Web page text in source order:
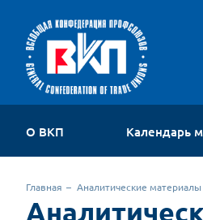
О ВКП
Устав
Руководство
Календарь
Главная Аналитические материалы